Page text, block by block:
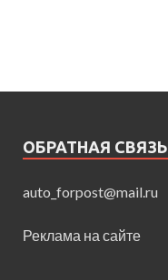
ОБРАТНАЯ СВЯЗЬ
auto_forpost@mail.ru
Реклама на сайте